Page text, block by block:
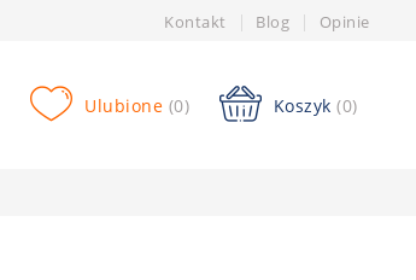
Kontakt Blog Opinie
Ulubione (0) Koszyk(0)